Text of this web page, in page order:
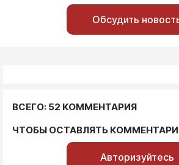
Обсудить
ВСЕГО: 52 КОММЕНТАРИЯ
ЧТОБЫ ОСТАВЛЯТЬ
Авторизуйтесь